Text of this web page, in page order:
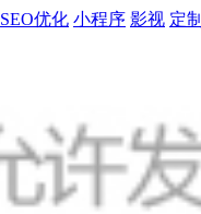
SEO优化 小程序 影视 定